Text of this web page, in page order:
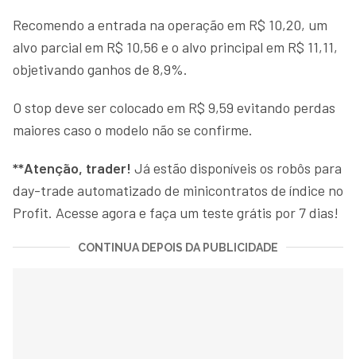
Recomendo a entrada na operação em R$ 10,20, um
alvo parcial em R$ 10,56 e o alvo principal em R$ 11,11,
objetivando ganhos de 8,9%.
O stop deve ser colocado em R$ 9,59 evitando perdas
maiores caso o modelo não se confirme.
**Atenção, trader! Já estão disponíveis os robôs para
day-trade automatizado de minicontratos de índice no
Profit. Acesse agora e faça um teste grátis por 7 dias!
CONTINUA DEPOIS DA PUBLICIDADE